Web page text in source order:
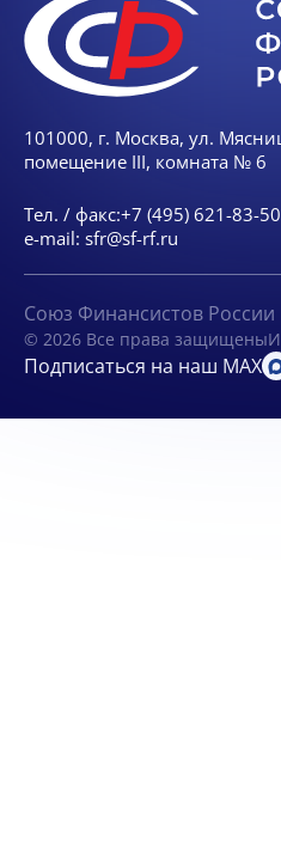
101000, г. Москва, ул.
помещение III, комната № 6
Тел. / факс:+7 (495) 621-83-50
e-mail: sfr@sf-rf.ru
Союз Финансистов России
© 2026 Все права защищены
Подписаться на наш MAX